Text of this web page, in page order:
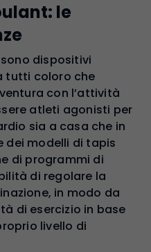
le
dispositivi
tutti coloro che
con l’attività
atleti agonisti per
sia a casa che in
dei modelli di tapis
di programmi di
di regolare la
in modo da
di esercizio in base
livello di